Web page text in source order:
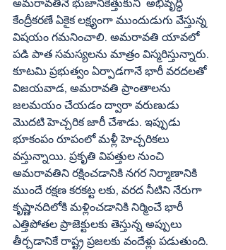
అమరావతినే భుజానికెత్తుకుని  అభివృద్ధి
కేంద్రీకరణే ఏకైక లక్ష్యంగా ముందుడుగు వేస్తున్న
విషయం గమనించాలి. అమరావతి యావలో
పడి పాత సమస్యలను మాత్రం విస్మరిస్తున్నారు.
కూటమి ప్రభుత్వం ఏర్పాడగానే భారీ వరదలతో
విజయవాడ, అమరావతి ప్రాంతాలను
జలమయం చేయడం ద్వారా వరుణుడు
మొదటి హెచ్చరిక జారీ చేశాడు. ఇప్పుడు
భూకంపం రూపంలో మళ్లీ హెచ్చరికలు
వస్తున్నాయి. ప్రకృతి విపత్తుల నుంచి
అమరావతిని రక్షించడానికి నగర నిర్మాణానికి
ముందే రక్షణ కరకట్ట లకు, వరద నీటిని నేరుగా
కృష్ణానదిలోకి మళ్లించడానికి నిర్మించే భారీ
ఎత్తిపోతల ప్రాజెక్టులకు తెస్తున్న అప్పులు
తీర్చడానికే రాష్ట్ర ప్రజలకు వందేళ్లు పడుతుంది.